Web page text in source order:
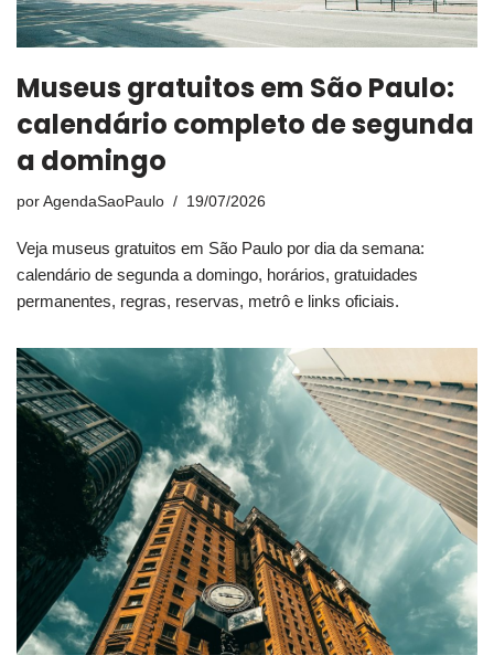
Museus gratuitos em São Paulo:
calendário completo de segunda
a domingo
por AgendaSaoPaulo 19/07/2026
Veja museus gratuitos em São Paulo por dia da semana:
calendário de segunda a domingo, horários, gratuidades
permanentes, regras, reservas, metrô e links oficiais.